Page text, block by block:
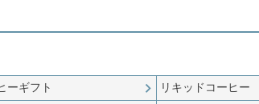
ーギフト リキッドコーヒー